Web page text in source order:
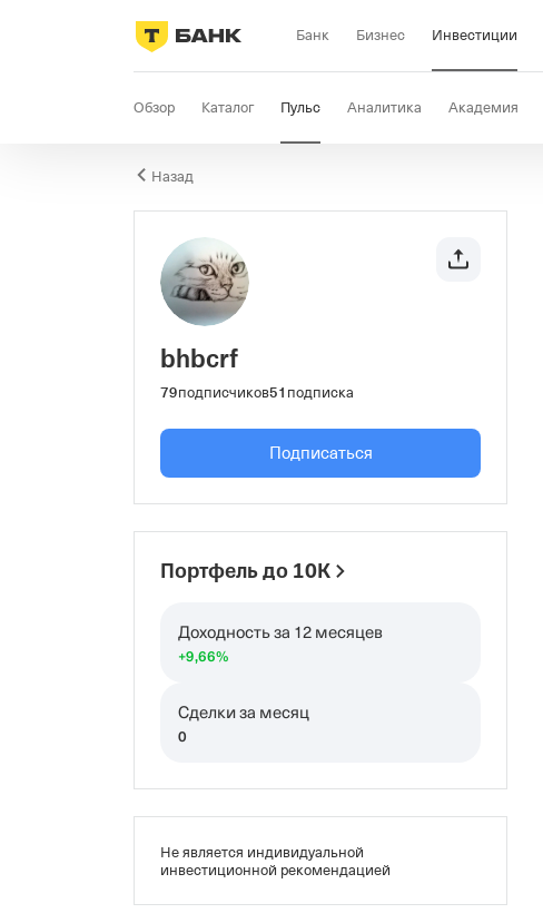
Банк Бизнес Инвестиции
Обзор Каталог Пульс Аналитика Академия
Назад
bhbcrf
79подписчиков51 подписка
Подписаться
Портфель до 10K
Доходность за 12 месяцев
+9,66%
Сделки за месяц
0
Не является индивидуальной
инвестиционной рекомендацией